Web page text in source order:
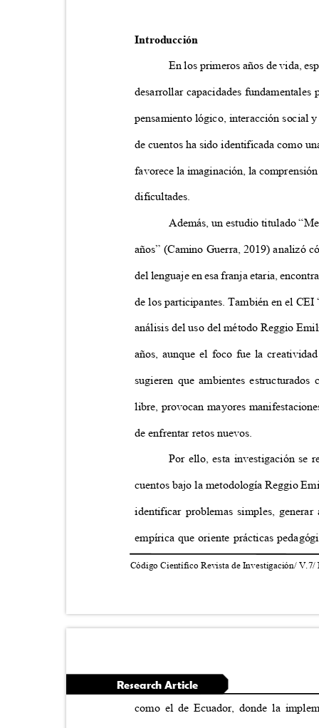
Introducción
En los primeros años de vida,
desarrollar capacidades
pensamiento lógico, interacción social
de cuentos ha sido identificada como
favorece la imaginación, la
dificultades.
Además, un estudio titulado
años” (Camino Guerra, 2019) analizó
del lenguaje en esa franja etaria,
de los participantes. También en el
análisis del uso del método Reggio
años, aunque el foco fue la
sugieren que ambientes
libre, provocan mayores
de enfrentar retos nuevos.
Por ello, esta investigación se
cuentos bajo la metodología Reggio
identificar problemas simples,
empírica que oriente prácticas
Código Científico Revista de Investigación/
Research Article
como el de Ecuador, donde la